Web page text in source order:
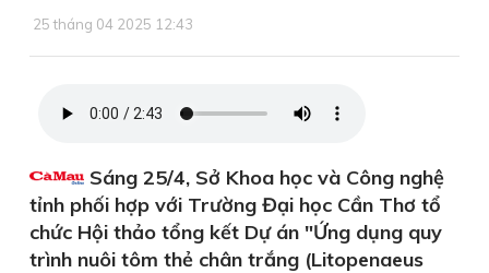
25 tháng 04 2025 12:43
Sáng 25/4, Sở Khoa học và Công nghệ
tỉnh phối hợp với Trường Đại học Cần Thơ tổ
chức Hội thảo tổng kết Dự án "Ứng dụng quy
trình nuôi tôm thẻ chân trắng (Litopenaeus